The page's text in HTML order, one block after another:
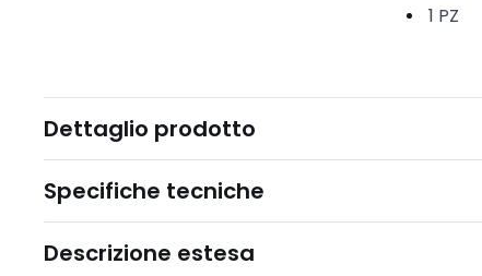
1 PZ
Dettaglio prodotto
Specifiche tecniche
Descrizione estesa